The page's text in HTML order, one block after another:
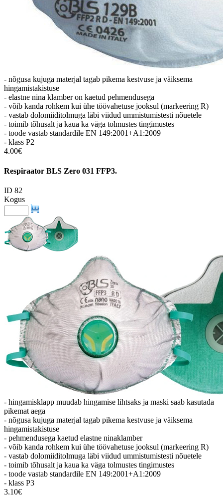
- nõgusa kujuga materjal tagab pikema kestvuse ja väiksema
hingamistakistuse
- elastne nina klamber on kaetud pehmendusega
- võib kanda rohkem kui ühe töövahetuse jooksul (markeering R)
- vastab dolomiiditolmuga läbi viidud ummistumistesti nõuetele
- toimib tõhusalt ja kaua ka väga tolmustes tingimustes
- toode vastab standardile EN 149:2001+A1:2009
- klass P2
4.00€
Respiraator BLS Zero 031 FFP3.
ID 82
Kogus
- hingamisklapp muudab hingamise lihtsaks ja maski saab kasutada
pikemat aega
- nõgusa kujuga materjal tagab pikema kestvuse ja väiksema
hingamistakistuse
- pehmendusega kaetud elastne ninaklamber
- võib kanda rohkem kui ühe töövahetuse jooksul (markeering R)
- vastab dolomiiditolmuga läbi viidud ummistumistesti nõuetele
- toimib tõhusalt ja kaua ka väga tolmustes tingimustes
- toode vastab standardile EN 149:2001+A1:2009
- klass P3
3.10€